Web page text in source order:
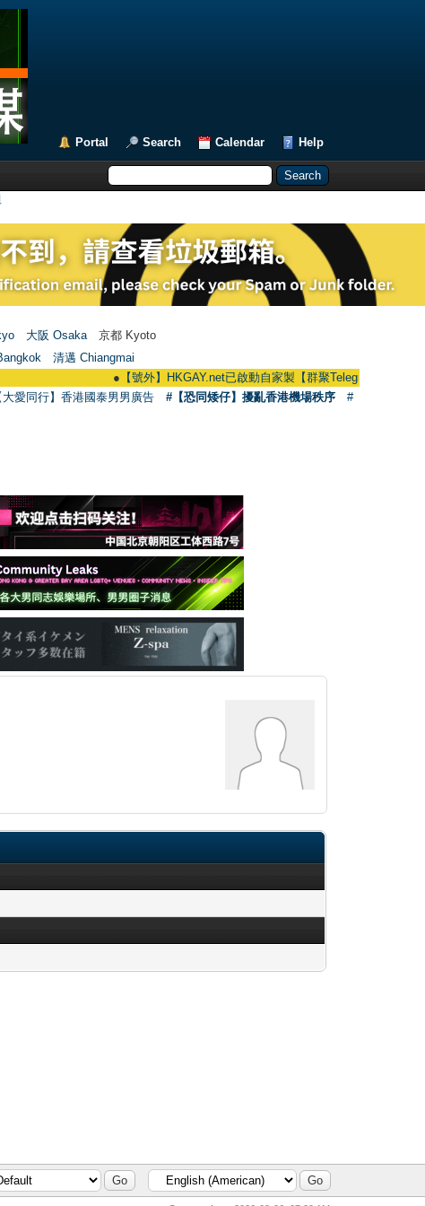
Portal Search Calendar Help
大阪 Osaka 京都 Kyoto
清邁 Chiangmai
【號外】HKGAY.net已啟動自家製【群聚Telegram群組】
大愛同行】香港國泰男男廣告 #【恐同矮仔】擾亂香港機場秩序
#